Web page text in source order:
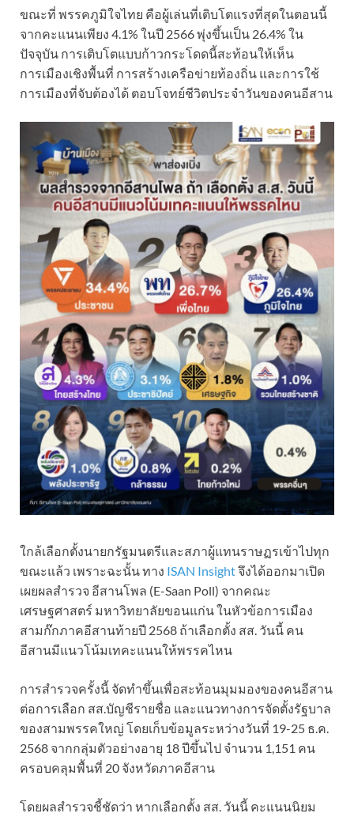
ขณะที่ พรรคภูมิใจไทย คือผู้เล่นที่เติบโตแรงที่สุดในตอนนี้
จากคะแนนเพียง 4.1% ในปี 2566 พุ่งขึ้นเป็น 26.4% ใน
ปัจจุบัน การเติบโตแบบก้าวกระโดดนี้สะท้อนให้เห็น
การเมืองเชิงพื้นที่ การสร้างเครือข่ายท้องถิ่น และการใช้
การเมืองที่จับต้องได้ ตอบโจทย์ชีวิตประจำวันของคนอีสาน
ใกล้เลือกตั้งนายกรัฐมนตรีและสภาผู้แทนราษฏรเข้าไปทุก
ขณะแล้ว เพราะฉะนั้น ทาง ISAN Insightจึงได้ออกมาเปิด
เผยผลสำรวจ อีสานโพล (E-Saan Poll) จากคณะ
เศรษฐศาสตร์ มหาวิทยาลัยขอนแก่น ในหัวข้อการเมือง
สามก๊กภาคอีสานท้ายปี 2568 ถ้าเลือกตั้ง สส. วันนี้ คน
อีสานมีแนวโน้มเทคะแนนให้พรรคไหน
การสำรวจครั้งนี้ จัดทำขึ้นเพื่อสะท้อนมุมมองของคนอีสาน
ต่อการเลือก สส.บัญชีรายชื่อ และแนวทางการจัดตั้งรัฐบาล
ของสามพรรคใหญ่ โดยเก็บข้อมูลระหว่างวันที่ 19-25 ธ.ค.
2568 จากกลุ่มตัวอย่างอายุ 18 ปีขึ้นไป จำนวน 1,151 คน
ครอบคลุมพื้นที่ 20 จังหวัดภาคอีสาน
โดยผลสำรวจชี้ชัดว่า หากเลือกตั้ง สส. วันนี้ คะแนนนิยม